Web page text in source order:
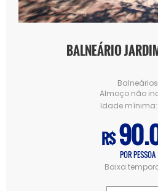
BALNEÁRIO
Balneários
Almoço não
Idade mínima:
R$
POR PESSOA
Baixa